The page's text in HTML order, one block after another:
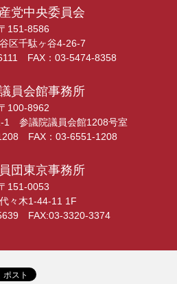
党中央委員会
151-8586
区千駄ヶ谷4-26-7
FAX：03-5474-8358
員会館事務所
100-8962
1 参議院議員会館1208号室
FAX：03-6551-1208
団東京事務所
151-0053
々木1-44-11 1F
FAX:03-3320-3374